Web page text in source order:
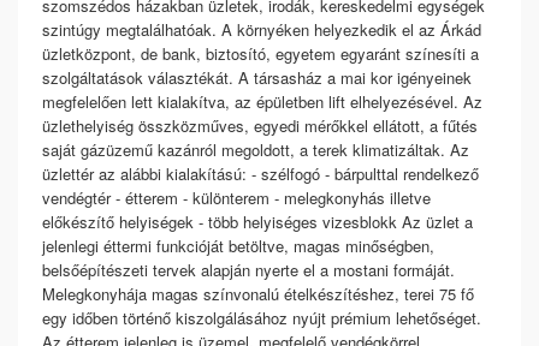
szomszédos házakban üzletek, irodák, kereskedelmi egységek
szintúgy megtalálhatóak. A környéken helyezkedik el az Árkád
üzletközpont, de bank, biztosító, egyetem egyaránt színesíti a
szolgáltatások választékát. A társasház a mai kor igényeinek
megfelelően lett kialakítva, az épületben lift elhelyezésével. Az
üzlethelyiség összközműves, egyedi mérőkkel ellátott, a fűtés
saját gázüzemű kazánról megoldott, a terek klimatizáltak. Az
üzlettér az alábbi kialakítású: - szélfogó - bárpulttal rendelkező
vendégtér - étterem - különterem - melegkonyhás illetve
előkészítő helyiségek - több helyiséges vizesblokk Az üzlet a
jelenlegi éttermi funkcióját betöltve, magas minőségben,
belsőépítészeti tervek alapján nyerte el a mostani formáját.
Melegkonyhája magas színvonalú ételkészítéshez, terei 75 fő
egy időben történő kiszolgálásához nyújt prémium lehetőséget.